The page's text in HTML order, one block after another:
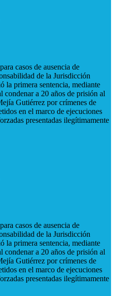
casos de ausencia de
de la Jurisdicción
la primera sentencia, mediante
a 20 años de prisión al
Gutiérrez por crímenes de
en el marco de ejecuciones
presentadas ilegítimamente
casos de ausencia de
de la Jurisdicción
la primera sentencia, mediante
a 20 años de prisión al
Gutiérrez por crímenes de
en el marco de ejecuciones
presentadas ilegítimamente